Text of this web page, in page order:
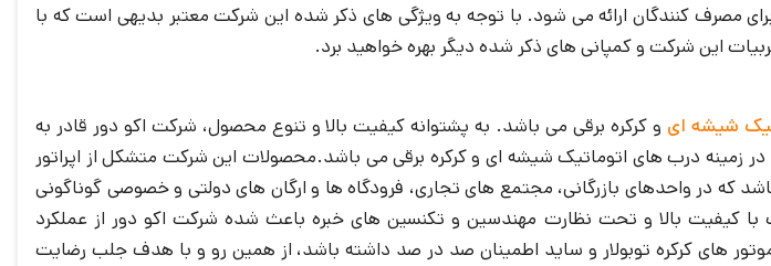
مصرف کنندگان ارائه می شود. با توجه به ویژگی های ذکر شده این شرکت معتبر بدیهی است که با
این شرکت و کمپانی های ذکر شده دیگر بهره خواهید برد.
شیشه ای و کرکره برقی می باشد. به پشتوانه کیفیت بالا و تنوع محصول، شرکت اکو دور قادر به
زمینه درب های اتوماتیک شیشه ای و کرکره برقی می باشد.محصولات این شرکت متشکل از اپراتور
که در واحدهای بازرگانی، مجتمع های تجاری، فرودگاه ها و ارگان های دولتی و خصوصی گوناگونی
با کیفیت بالا و تحت نظارت مهندسین و تکنسین های خبره باعث شده شرکت اکو دور از عملکرد
های کرکره توبولار و ساید اطمینان صد در صد داشته باشد، از همین رو و با هدف جلب رضایت